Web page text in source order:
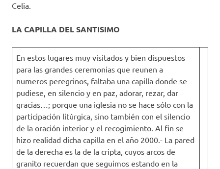
Celia.
LA CAPILLA DEL SANTISIMO
En estos lugares muy visitados y bien dispuestos
para las grandes ceremonias que reunen a
numeros peregrinos, faltaba una capilla donde se
pudiese, en silencio y en paz, adorar, rezar, dar
gracias…; porque una iglesia no se hace sólo con la
participación litúrgica, sino también con el silencio
de la oración interior y el recogimiento. Al fin se
hizo realidad dicha capilla en el año 2000.- La pared
de la derecha es la de la cripta, cuyos arcos de
granito recuerdan que seguimos estando en la